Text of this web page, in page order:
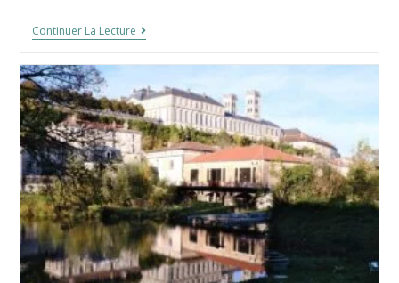
Continuer La LectureLe
Pont
Amand
À
Verdun